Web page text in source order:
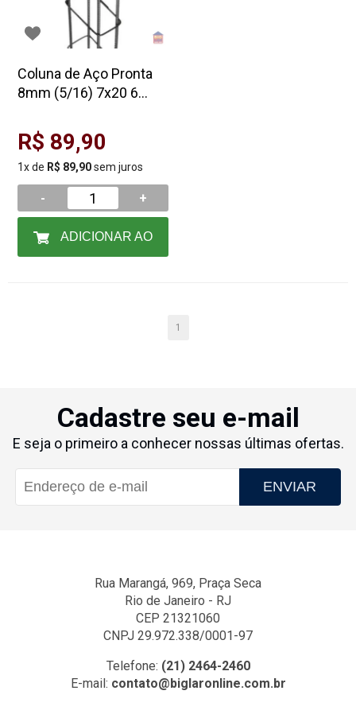
Coluna de Aço Pronta
8mm (5/16) 7x20 6
R$ 89,90
1x de R$ 89,90sem juros
- +
1
Cadastre seu e-mail
E seja o primeiro a conhecer nossas últimas ofertas.
ENVIAR
Rua Marangá, 969, Praça Seca
Rio de Janeiro - RJ
CEP 21321060
CNPJ 29.972.338/0001-97
Telefone: (21) 2464-2460
E-mail: contato@biglaronline.com.br